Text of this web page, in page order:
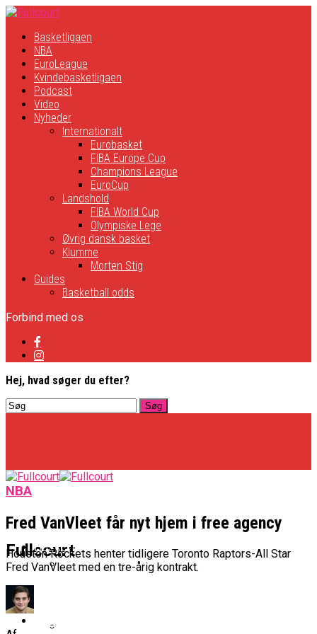
Basketligaen
NBA
EuroLeague
Kvindebasketligaen
Podcast
Video
Nyheder
Internationalt
Eurobasket
FIBA Europe Cup
Champions League
EuroCup
Landshold
FIBA World Cup
Olympiske Lege
Øvrig dansk basket
Klumme
Morten Stig
Guides
Basketball odds
Forbind med os
Hej, hvad søger du efter?
Fullcourt
Basketligaen
NBA
NBA
Fred VanVleet får nyt hjem i free agency
Houston Rockets henter tidligere Toronto Raptors-All Star
Fred VanVleet med en tre-årig kontrakt.